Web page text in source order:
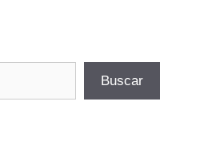
Buscar